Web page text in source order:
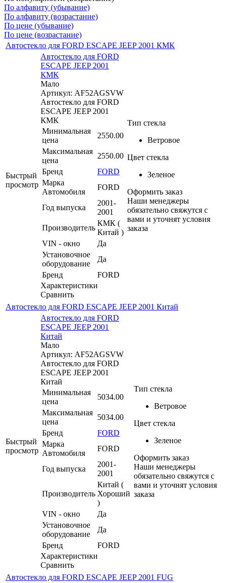
По алфавиту (убывание)
По алфавиту (возрастание)
По цене (убывание)
По цене (возрастание)
Автостекло для FORD ESCAPE JEEP 2001 КМК
Быстрый
просмотр
Автостекло для FORD
ESCAPE JEEP 2001
КМК
Мало
Артикул: AF52AGSVW
Автостекло для FORD
ESCAPE JEEP 2001
КМК
Минимальная
цена
2550.00
Максимальная
цена
2550.00
Бренд
FORD
Марка
Автомобиля
FORD
Год выпуска
2001-
2001
Производитель
КМК (
Китай )
VIN - окно
Да
Установочное
оборудование
Да
Бренд
FORD
Характеристики
Сравнить
Тип стекла
Ветровое
Цвет стекла
Зеленое
Оформить заказ
Наши менеджеры
обязательно свяжутся с
вами и уточнят условия
заказа
Автостекло для FORD ESCAPE JEEP 2001 Китай
Быстрый
просмотр
Автостекло для FORD
ESCAPE JEEP 2001
Китай
Мало
Артикул: AF52AGSVW
Автостекло для FORD
ESCAPE JEEP 2001
Китай
Минимальная
цена
5034.00
Максимальная
цена
5034.00
Бренд
FORD
Марка
Автомобиля
FORD
Год выпуска
2001-
2001
Производитель
Китай (
Хороший
)
VIN - окно
Да
Установочное
оборудование
Да
Бренд
FORD
Характеристики
Сравнить
Тип стекла
Ветровое
Цвет стекла
Зеленое
Оформить заказ
Наши менеджеры
обязательно свяжутся с
вами и уточнят условия
заказа
Автостекло для FORD ESCAPE JEEP 2001 FUG